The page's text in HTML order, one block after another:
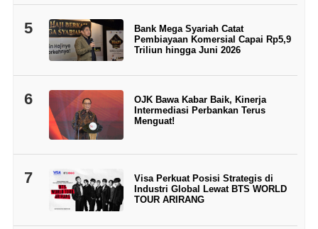
5
Bank Mega Syariah Catat
Pembiayaan Komersial Capai Rp5,9
Triliun hingga Juni 2026
6
OJK Bawa Kabar Baik, Kinerja
Intermediasi Perbankan Terus
Menguat!
7
Visa Perkuat Posisi Strategis di
Industri Global Lewat BTS WORLD
TOUR ARIRANG